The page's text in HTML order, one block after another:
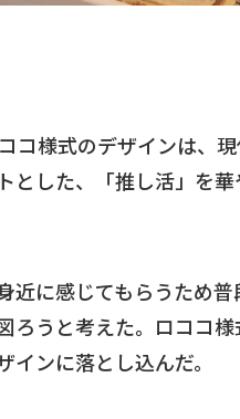
コ様式のデザインは、
とした、「推し活」を
近に感じてもらうため
ろうと考えた。ロココ
ンに落とし込んだ。